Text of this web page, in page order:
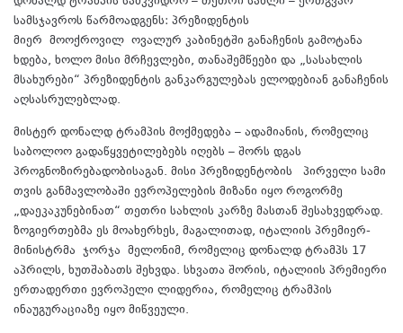
სამსჯავროს წარმოადგენს: პრეზიდენტის
მიერ მოოქროვილ ოვალურ კაბინეტში განაჩენის გამოტანა
ხდება, ხოლო მისი მრჩევლები, თანაშემწეები და „სასახლის
მსახურები“ პრეზიდენტის განკარგულებას ელოდებიან განაჩენის
აღსასრულებლად.
მისტერ დონალდ ტრამპის მოქმედება – ადამიანის, რომელიც
საბოლოო გადაწყვეტილებებს იღებს – შორს დგას
პროგნოზირებადობისაგან. მისი პრეზიდენტობის პირველი სამი
თვის განმავლობაში ევროპელების მიზანი იყო როგორმე
„დაეკაკუნებინათ“ თეთრი სახლის კარზე მასთან შესახვედრად.
ზოგიერთებმა ეს მოახერხეს, მაგალითად, იტალიის პრემიერ-
მინისტრმა ჯორჯა მელონიმ, რომელიც დონალდ ტრამპს 17
აპრილს, ხუთშაბათს შეხვდა. სხვათა შორის, იტალიის პრემიერი
ერთადერთი ევროპელი ლიდერია, რომელიც ტრამპის
ინაუგურაციაზე იყო მიწვეული.